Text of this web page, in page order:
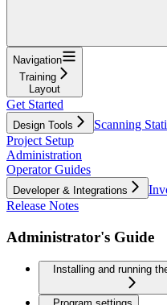
Navigation
Training
Layout
Get Started
Design Tools
Scanning
Project Setup
Administration
Operator Guides
Developer & Integrations
Release Notes
Administrator's Guide
Installing and running